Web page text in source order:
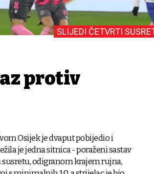
SLIJEDI ČETVRTI
protiv
Osijek je dvaput pobijedio i
je jedna sitnica - poraženi sastav
odigranom krajem rujna,